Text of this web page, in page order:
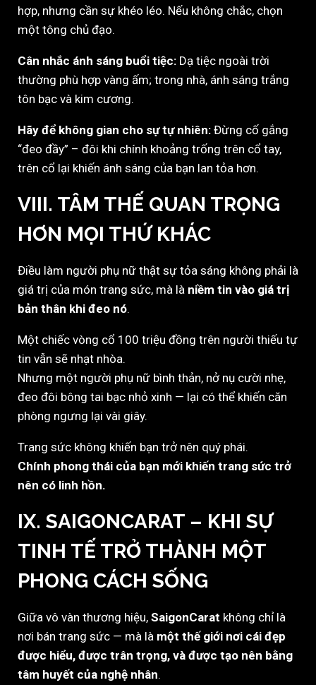
hợp, nhưng cần sự khéo léo. Nếu không chắc, chọn
một tông chủ đạo.
Cân nhắc ánh sáng buổi tiệc: Dạ tiệc ngoài trời
thường phù hợp vàng ấm; trong nhà, ánh sáng trắng
tôn bạc và kim cương.
Hãy để không gian cho sự tự nhiên: Đừng cố gắng
“đeo đầy” – đôi khi chính khoảng trống trên cổ tay,
trên cổ lại khiến ánh sáng của bạn lan tỏa hơn.
VIII. TÂM THẾ QUAN TRỌNG
HƠN MỌI THỨ KHÁC
Điều làm người phụ nữ thật sự tỏa sáng không phải là
giá trị của món trang sức, mà là niềm tin vào giá trị
bản thân khi đeo nó.
Một chiếc vòng cổ 100 triệu đồng trên người thiếu tự
tin vẫn sẽ nhạt nhòa.
Nhưng một người phụ nữ bình thản, nở nụ cười nhẹ,
đeo đôi bông tai bạc nhỏ xinh — lại có thể khiến căn
phòng ngưng lại vài giây.
Trang sức không khiến bạn trở nên quý phái.
Chính phong thái của bạn mới khiến trang sức trở
nên có linh hồn.
IX. SAIGONCARAT – KHI SỰ
TINH TẾ TRỞ THÀNH MỘT
PHONG CÁCH SỐNG
Giữa vô vàn thương hiệu, SaigonCarat không chỉ là
nơi bán trang sức — mà là một thế giới nơi cái đẹp
được hiểu, được trân trọng, và được tạo nên bằng
tâm huyết của nghệ nhân.